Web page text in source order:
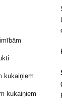
kukaiņiem
kukaiņiem